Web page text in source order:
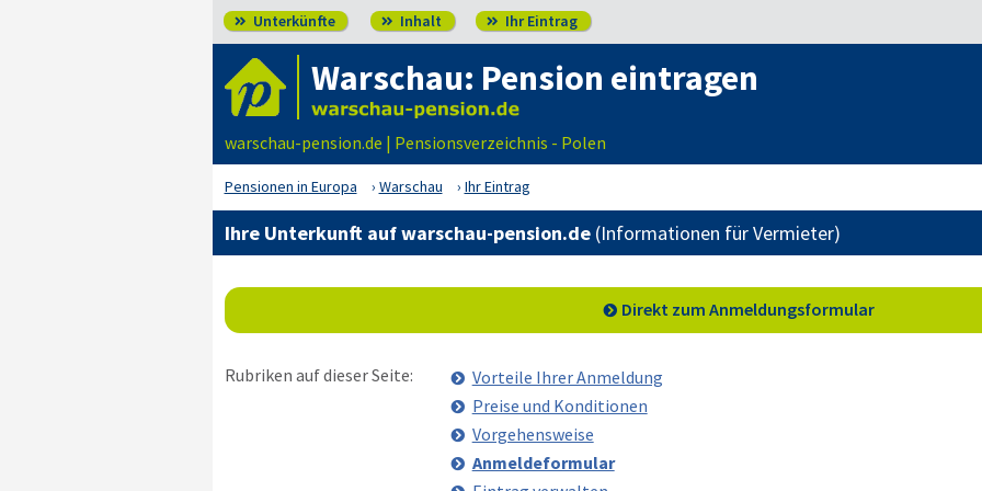
 Unterkünfte  Inhalt  Ihr Eintrag
Warschau: Pension eintragen
warschau-pension.de | Pensionsverzeichnis - Polen
Pensionen in Europa Warschau Ihr Eintrag
Ihre Unterkunft auf warschau-pension.de (Informationen für Vermieter)
Direkt zum Anmeldungsformular
Rubriken auf dieser Seite:
Vorteile Ihrer Anmeldung
Preise und Konditionen
Vorgehensweise
Anmeldeformular